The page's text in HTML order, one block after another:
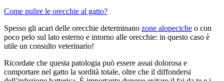
Come pulire le orecchie al gatto?
Spesso gli acari delle orecchie determinano zone alopeciche o con
poco pelo sul lato esterno e intorno alle orecchie: in questo caso è
utile un consulto veterinario!
Ricordate che questa patologia può essere assai dolorosa e
comportare nel gatto la sordità totale, oltre che il diffondersi